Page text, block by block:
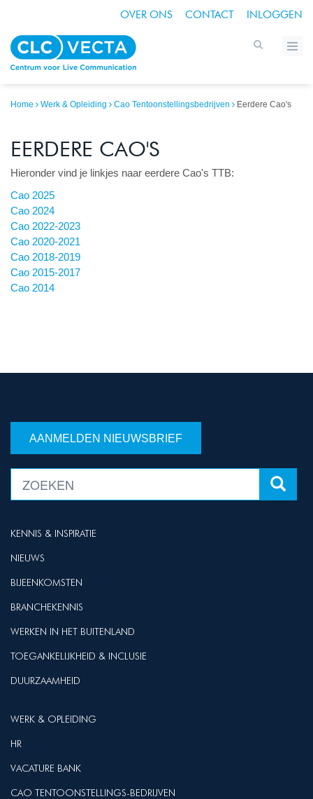
OVER ONS CONTACT INLOGGEN
Home Werk & Opleiding Cao Tentoonstellingsbedrijven Eerdere Cao's
EERDERE CAO'S
Hieronder vind je linkjes naar eerdere Cao's TTB:
Cao 2025
Cao 2024
Cao 2022-2023
Cao 2020-2021
Cao 2018-2019
Cao 2015-2017
Cao 2014
AANMELDEN NIEUWSBRIEF
KENNIS & INSPIRATIE
NIEUWS
BIJEENKOMSTEN
BRANCHEKENNIS
WERKEN IN HET BUITENLAND
TOEGANKELIJKHEID & INCLUSIE
DUURZAAMHEID
WERK & OPLEIDING
HR
VACATURE BANK
CAO TENTOONSTELLINGS-BEDRIJVEN